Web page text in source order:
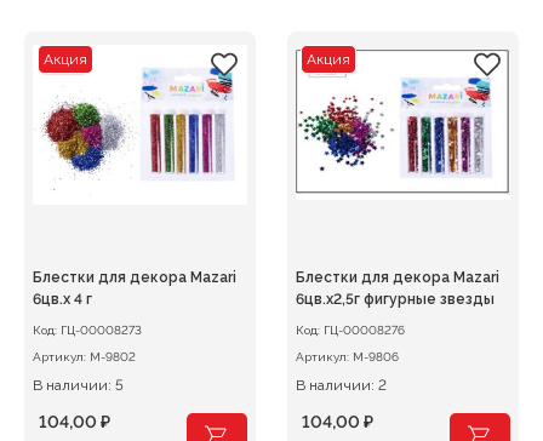
Акция
Блестки для декора Mazari
6цв.х 4 г
Код: ГЦ-00008273
Артикул: М-9802
В наличии: 5
104,00 ₽
Акция
Блестки для декора Mazari
6цв.х2,5г фигурные звезды
Код: ГЦ-00008276
Артикул: М-9806
В наличии: 2
104,00 ₽